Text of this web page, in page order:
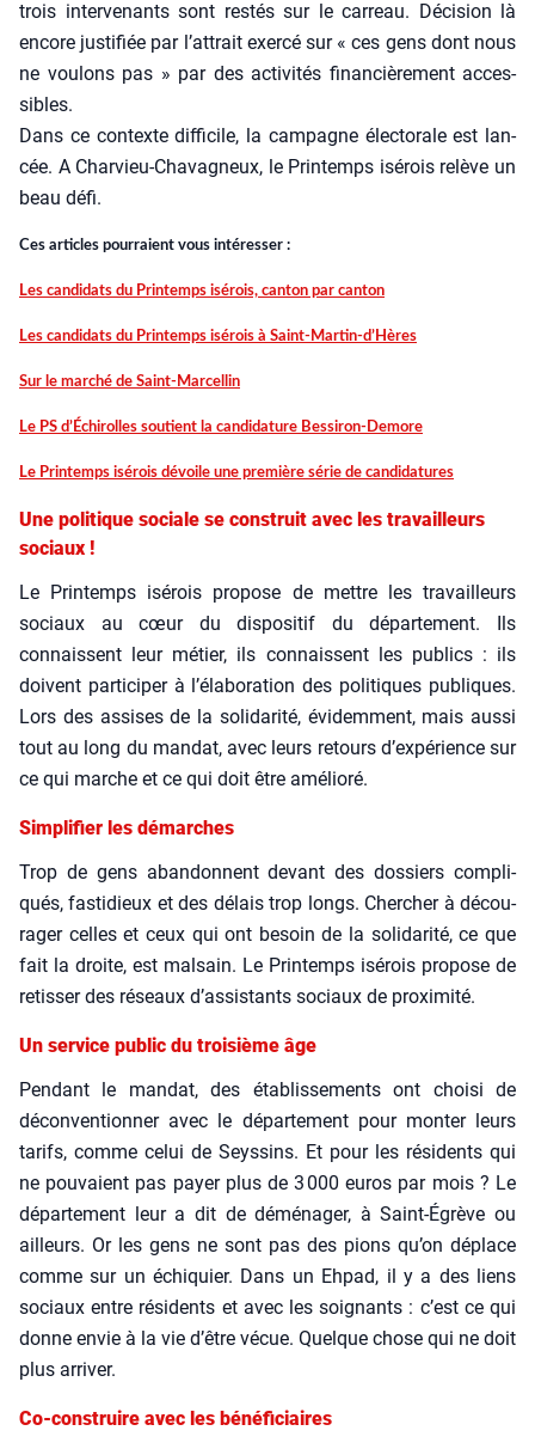
trois inter­ve­nants sont res­tés sur le car­reau. Déci­sion là
encore jus­ti­fiée par l’attrait exer­cé sur « ces gens dont nous
ne vou­lons pas » par des acti­vi­tés finan­ciè­re­ment acces­
sibles.
Dans ce contexte dif­fi­cile, la cam­pagne élec­to­rale est lan­
cée. A Char­vieu-Cha­va­gneux, le Prin­temps isé­rois relève un
beau défi.
Ces articles pour­raient vous inté­res­ser :
Les can­di­dats du Prin­temps isé­rois, can­ton par can­ton
Les can­di­dats du Prin­temps isé­rois à Saint-Mar­tin-d’Hères
Sur le mar­ché de Saint-Mar­cel­lin
Le PS d’É­chi­rolles sou­tient la can­di­da­ture Bes­si­ron-Demore
Le Prin­temps isé­rois dévoile une pre­mière série de can­di­da­tures
Une politique sociale se construit avec les travailleurs
sociaux !
Le Prin­temps isé­rois pro­pose de mettre les tra­vailleurs
sociaux au cœur du dis­po­si­tif du dépar­te­ment. Ils
connaissent leur métier, ils connaissent les publics : ils
doivent par­ti­ci­per à l’élaboration des poli­tiques publiques.
Lors des assises de la soli­da­ri­té, évi­dem­ment, mais aus­si
tout au long du man­dat, avec leurs retours d’expérience sur
ce qui marche et ce qui doit être amé­lio­ré.
Simplifier les démarches
Trop de gens aban­donnent devant des dos­siers com­pli­
qués, fas­ti­dieux et des délais trop longs. Cher­cher à décou­
ra­ger celles et ceux qui ont besoin de la soli­da­ri­té, ce que
fait la droite, est mal­sain. Le Prin­temps isé­rois pro­pose de
retis­ser des réseaux d’assistants sociaux de proxi­mi­té.
Un service public du troisième âge
Pen­dant le man­dat, des éta­blis­se­ments ont choi­si de
décon­ven­tion­ner avec le dépar­te­ment pour mon­ter leurs
tarifs, comme celui de Seys­sins. Et pour les rési­dents qui
ne pou­vaient pas payer plus de 3 000 euros par mois ? Le
dépar­te­ment leur a dit de démé­na­ger, à Saint-Égrève ou
ailleurs. Or les gens ne sont pas des pions qu’on déplace
comme sur un échi­quier. Dans un Ehpad, il y a des liens
sociaux entre rési­dents et avec les soi­gnants : c’est ce qui
donne envie à la vie d’être vécue. Quelque chose qui ne doit
plus arri­ver.
Co-construire avec les bénéficiaires